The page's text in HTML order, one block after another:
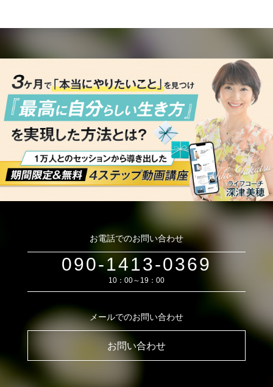
お電話でのお問い合わせ
090-1413-0369
10：00～19：00
メールでのお問い合わせ
お問い合わせ